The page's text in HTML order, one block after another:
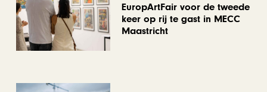
EuropArtFair voor de tweede
keer op rij te gast in MECC
Maastricht